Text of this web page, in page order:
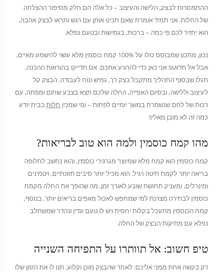
ההתמסרות לבצק, הלישה והעיצוב – כל אלה הם חלק מסיפור ההצלחה
של החלות. אני תמיד אומרת שאם תכינו אותן עם רגש ותראו לבצק אהבה,
הוא יחזיר לכם פי כמה – ברכות, בגמישות ובטעם נפלא.
נכון, מתכון שמבוסס כולו על 100% קמח כוסמין מלא עשוי להישמע מאיים,
אבל אל תדאגו! אני כאן כדי להרגיע אתכם. אם תדייקו בהוראות ההכנה,
תגלו שבסוף התהליך מתקבל בצק רך, גמיש ונוח לעבודה. הבצק קל
לעיצוב וללישה, ובסיום האפייה, החלה שלכם תצא בצבע שחום ומפתה, עם
רכות של לחם שנשמרת במשך יומיים לפחות – ומי שמכין חלותבבית יודע
כמה זה לא מובן מאליו!
מהו קמח כוסמין ולמה הוא טוב לבריאות?
קמח כוסמין הוא קמח מלא שמיוצר מגרגירי כוסמין, והוא נחשב לחלופה
בריאה יותר לקמח חיטה רגיל. הוא מכיל יותר סיבים תזונתיים, ויטמינים
ומינרלים, ומעניק תחושת שובע לאורך זמן, מה שהופך את החלה מקמח
כוסמין לבחירה מצוינת למי שמחפש לאכול מאפים בריאים יותר. בנוסף,
קמח הכוסמין מתעכל בקלות יחסית ויש לו טעם עדין ונהדר שמשתלב
נפלא עם מתיקות הבצק של החלה.
טיפ חשוב: אל תוותרו על התפיחה השנייה
רק בקשה אחת ממני אליכם: לאחר שהבצק מוכן וקלוע, תנו לו את הזמן שלו